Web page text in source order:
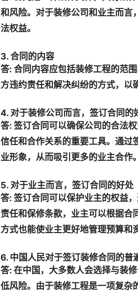
和风险。对于装修公司和业主而言
法权益。
3. 合同的内容
答: 合同内容应包括装修工程的范
方违约责任和解决纠纷的方式，以
4. 对于装修公司而言，签订合同的
答: 签订合同可以确保公司的合法
信任和合作关系的重要工具。通过
业形象，从而吸引更多的业主合作。
5. 对于业主而言，签订合同的好处
答: 签订合同可以保护业主的权益
责任和保修条款，业主可以根据合
方式也能使业主更好地管理预算和
6. 中国人民对于签订装修合同的普
答: 在中国，大多数人会选择与装
低风险。由于装修工程是一项复杂